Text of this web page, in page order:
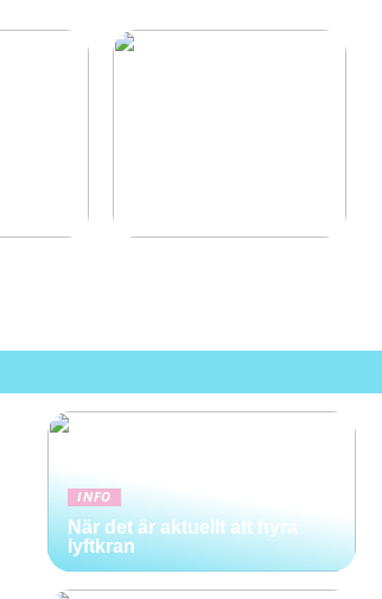
INFO
När det är aktuellt att hyra
lyftkran